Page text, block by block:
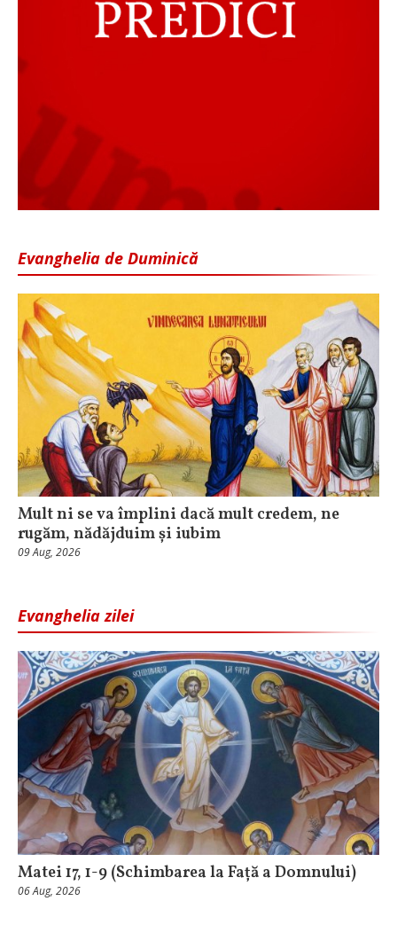
Evanghelia de Duminică
Mult ni se va împlini dacă mult credem, ne
rugăm, nădăjduim și iubim
09 Aug, 2026
Evanghelia zilei
Matei 17, 1-9 (Schimbarea la Față a Domnului)
06 Aug, 2026